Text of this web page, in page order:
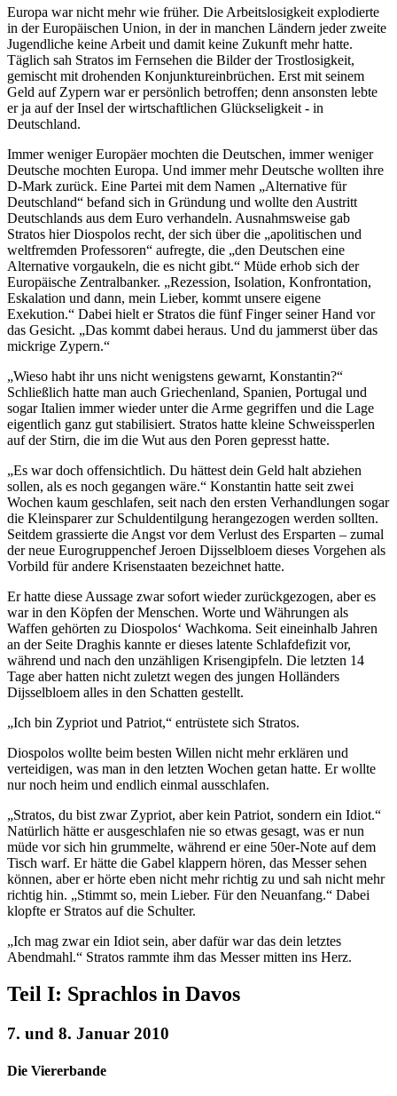
Europa war nicht mehr wie früher. Die Arbeitslosigkeit explodierte
in der Europäischen Union, in der in manchen Ländern jeder zweite
Jugendliche keine Arbeit und damit keine Zukunft mehr hatte.
Täglich sah Stratos im Fernsehen die Bilder der Trostlosigkeit,
gemischt mit drohenden Konjunktureinbrüchen. Erst mit seinem
Geld auf Zypern war er persönlich betroffen; denn ansonsten lebte
er ja auf der Insel der wirtschaftlichen Glückseligkeit - in
Deutschland.
Immer weniger Europäer mochten die Deutschen, immer weniger
Deutsche mochten Europa. Und immer mehr Deutsche wollten ihre
D-Mark zurück. Eine Partei mit dem Namen „Alternative für
Deutschland“ befand sich in Gründung und wollte den Austritt
Deutschlands aus dem Euro verhandeln. Ausnahmsweise gab
Stratos hier Diospolos recht, der sich über die „apolitischen und
weltfremden Professoren“ aufregte, die „den Deutschen eine
Alternative vorgaukeln, die es nicht gibt.“ Müde erhob sich der
Europäische Zentralbanker. „Rezession, Isolation, Konfrontation,
Eskalation und dann, mein Lieber, kommt unsere eigene
Exekution.“ Dabei hielt er Stratos die fünf Finger seiner Hand vor
das Gesicht. „Das kommt dabei heraus. Und du jammerst über das
mickrige Zypern.“
„Wieso habt ihr uns nicht wenigstens gewarnt, Konstantin?“
Schließlich hatte man auch Griechenland, Spanien, Portugal und
sogar Italien immer wieder unter die Arme gegriffen und die Lage
eigentlich ganz gut stabilisiert. Stratos hatte kleine Schweissperlen
auf der Stirn, die im die Wut aus den Poren gepresst hatte.
„Es war doch offensichtlich. Du hättest dein Geld halt abziehen
sollen, als es noch gegangen wäre.“ Konstantin hatte seit zwei
Wochen kaum geschlafen, seit nach den ersten Verhandlungen sogar
die Kleinsparer zur Schuldentilgung herangezogen werden sollten.
Seitdem grassierte die Angst vor dem Verlust des Ersparten – zumal
der neue Eurogruppenchef Jeroen Dijsselbloem dieses Vorgehen als
Vorbild für andere Krisenstaaten bezeichnet hatte.
Er hatte diese Aussage zwar sofort wieder zurückgezogen, aber es
war in den Köpfen der Menschen. Worte und Währungen als
Waffen gehörten zu Diospolos‘ Wachkoma. Seit eineinhalb Jahren
an der Seite Draghis kannte er dieses latente Schlafdefizit vor,
während und nach den unzähligen Krisengipfeln. Die letzten 14
Tage aber hatten nicht zuletzt wegen des jungen Holländers
Dijsselbloem alles in den Schatten gestellt.
„Ich bin Zypriot und Patriot,“ entrüstete sich Stratos.
Diospolos wollte beim besten Willen nicht mehr erklären und
verteidigen, was man in den letzten Wochen getan hatte. Er wollte
nur noch heim und endlich einmal ausschlafen.
„Stratos, du bist zwar Zypriot, aber kein Patriot, sondern ein Idiot.“
Natürlich hätte er ausgeschlafen nie so etwas gesagt, was er nun
müde vor sich hin grummelte, während er eine 50er-Note auf dem
Tisch warf. Er hätte die Gabel klappern hören, das Messer sehen
können, aber er hörte eben nicht mehr richtig zu und sah nicht mehr
richtig hin. „Stimmt so, mein Lieber. Für den Neuanfang.“ Dabei
klopfte er Stratos auf die Schulter.
„Ich mag zwar ein Idiot sein, aber dafür war das dein letztes
Abendmahl.“ Stratos rammte ihm das Messer mitten ins Herz.
Teil I: Sprachlos in Davos
7. und 8. Januar 2010
Die Viererbande